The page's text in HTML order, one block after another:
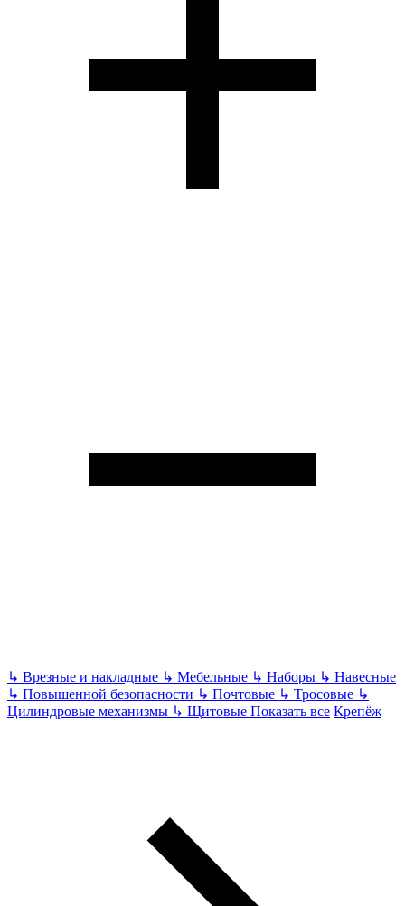
↳ Врезные и накладные ↳ Мебельные ↳ Наборы ↳ Навесные
↳ Повышенной безопасности ↳ Почтовые ↳ Тросовые ↳
Цилиндровые механизмы ↳ Щитовые Показать все Крепёж